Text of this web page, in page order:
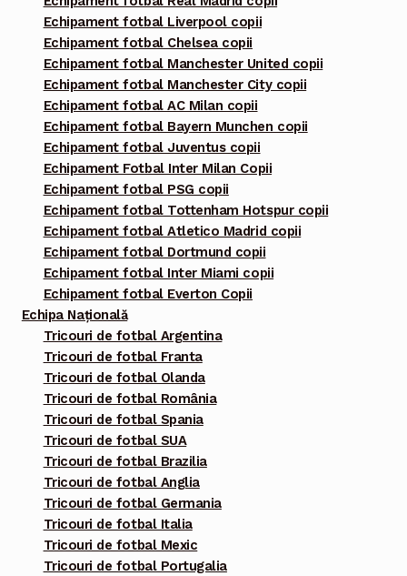
Echipament fotbal Liverpool copii
Echipament fotbal Chelsea copii
Echipament fotbal Manchester United copii
Echipament fotbal Manchester City copii
Echipament fotbal AC Milan copii
Echipament fotbal Bayern Munchen copii
Echipament fotbal Juventus copii
Echipament Fotbal Inter Milan Copii
Echipament fotbal PSG copii
Echipament fotbal Tottenham Hotspur copii
Echipament fotbal Atletico Madrid copii
Echipament fotbal Dortmund copii
Echipament fotbal Inter Miami copii
Echipament fotbal Everton Copii
Echipa Națională
Tricouri de fotbal Argentina
Tricouri de fotbal Franta
Tricouri de fotbal Olanda
Tricouri de fotbal România
Tricouri de fotbal Spania
Tricouri de fotbal SUA
Tricouri de fotbal Brazilia
Tricouri de fotbal Anglia
Tricouri de fotbal Germania
Tricouri de fotbal Italia
Tricouri de fotbal Mexic
Tricouri de fotbal Portugalia